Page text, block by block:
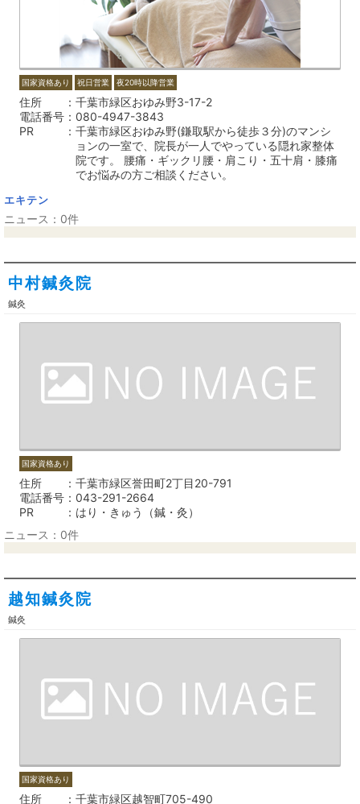
国家資格あり 祝日営業 夜20時以降営業
住所
千葉市緑区おゆみ野3-17-2
電話番号
080-4947-3843
PR
千葉市緑区おゆみ野(鎌取駅から徒歩３分)のマンシ
ョンの一室で、院長が一人でやっている隠れ家整体
院です。 腰痛・ギックリ腰・肩こり・五十肩・膝痛
でお悩みの方ご相談ください。
エキテン
ニュース：0件
中村鍼灸院
鍼灸
国家資格あり
住所
千葉市緑区誉田町2丁目20-791
電話番号
043-291-2664
PR
はり・きゅう（鍼・灸）
ニュース：0件
越知鍼灸院
鍼灸
国家資格あり
住所 千葉市緑区越智町705-490